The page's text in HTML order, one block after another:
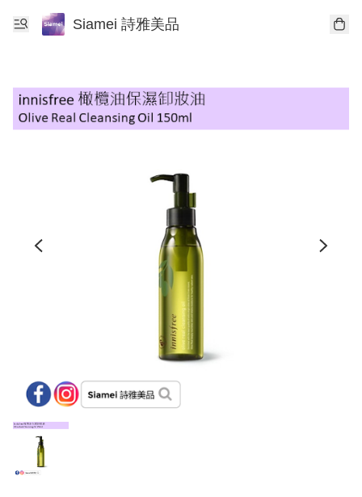
Siamei 詩雅美品